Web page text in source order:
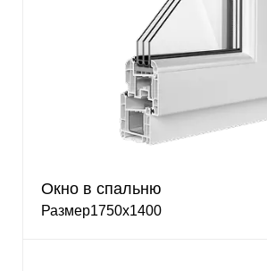
Окно в спальню
Размер1750х1400